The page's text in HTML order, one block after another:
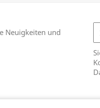
Neuigkeiten und